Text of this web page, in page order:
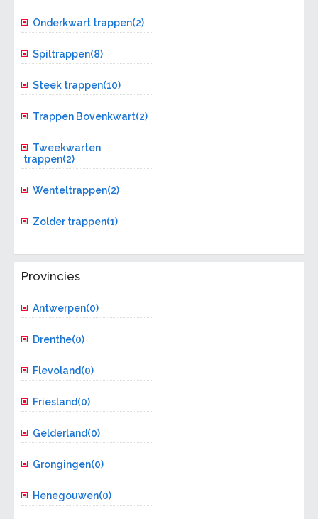
Onderkwart trappen(2)
Spiltrappen(8)
Steek trappen(10)
Trappen Bovenkwart(2)
Tweekwarten
trappen(2)
Wenteltrappen(2)
Zolder trappen(1)
Provincies
Antwerpen(0)
Drenthe(0)
Flevoland(0)
Friesland(0)
Gelderland(0)
Grongingen(0)
Henegouwen(0)